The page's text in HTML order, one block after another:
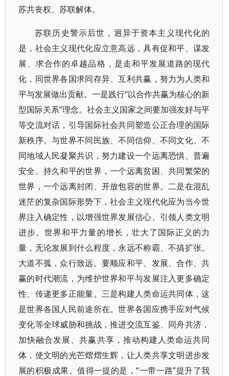
苏共丧权、苏联解体。
苏联历史警示后世，迥异于资本主义现代化的
是，社会主义现代化应立意高远，具有促和平、谋发
展、求合作的卓越品格，是走和平发展道路的现代
化，同世界各国求同存异、互利共赢，努力为人类和
平与发展做出贡献。一是践行“以合作共赢为核心的新
型国际关系”理念。社会主义国家之间要加强友好与平
等交流对话，引导国际社会共同塑造公正合理的国际
新秩序。与世界不同民族、不同信仰、不同文化、不
同地域人民凝聚共识，努力建设一个远离恐惧、普遍
安全、持久和平的世界，一个远离贫困、共同繁荣的
世界，一个远离封闭、开放包容的世界。二是在混乱
迷茫的复杂国际形势下，社会主义现代化应为当今世
界注入确定性，以增强世界发展信心、引领人类文明
进步。世界和平力量的增长，壮大了国际正义的力
量，无论发展到什么程度，永远不称霸、不搞扩张。
大道不孤，众行致远。要顺应和平、发展、合作、共
赢的时代潮流，为维护世界和平与发展注入更多确定
性、传递更多正能量。三是构建人类命运共同体，这
是世界各国人民前途所在。世界各国应携手应对气候
变化等全球威胁和挑战，推进交流互鉴、同舟共济，
加快融合发展、共赢共享，推动构建人类命运共同
体，使文明的光芒熠熠生辉，让人类共享文明进步发
展的积极成果。值得一提的是，“一带一路”提升了我